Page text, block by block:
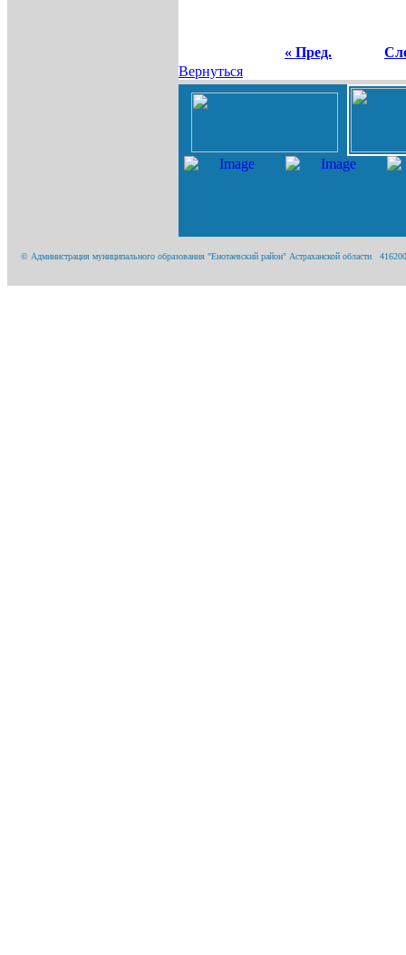
« Пред.
Вернуться
© Администрация муниципального образования "Енотаевский район" Астраханской области